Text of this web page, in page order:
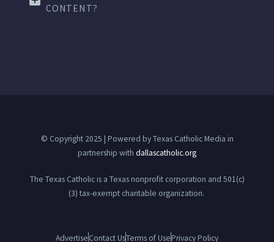
CONTENT?
© Copyright 2025 | Powered by Texas Catholic Media in
partnership with dallascatholic.org
The Texas Catholic is a Texas nonprofit corporation and 501(c)
(3) tax-exempt charitable organization.
AdvertiseContact UsTerms of UsePrivacy Policy